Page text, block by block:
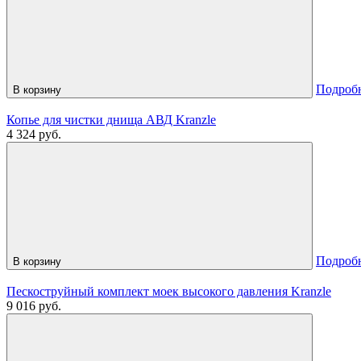
В корзину
Копье для чистки днища АВД Kranzle
4 324 руб.
В корзину
Пескоструйный комплект моек высокого давления Kranzle
9 016 руб.